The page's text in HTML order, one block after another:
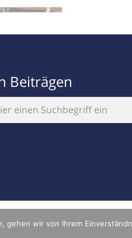
Beiträgen
gehen wir von Ihrem